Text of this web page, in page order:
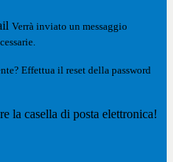
Verrà inviato un messaggio
Effettua il reset della password
la casella di posta elettronica!